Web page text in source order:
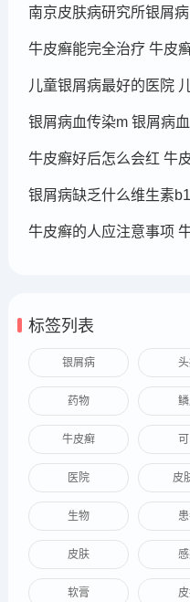
牛皮癣能完全治疗 牛皮
儿童银屑病最好的医院
银屑病血传染m 银屑病
牛皮癣好后怎么会红 牛
牛皮癣的人应注意事项
标签列表
银屑病
药物
牛皮癣
医院 皮
生物
皮肤
软膏